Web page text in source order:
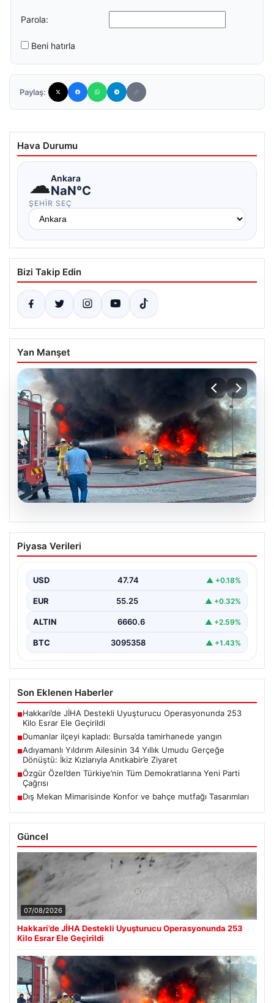
Parola:
Beni hatırla
Paylaş:
Hava Durumu
☁Ankara
NaN°C
ŞEHIR SEÇ
Bizi Takip Edin
Yan Manşet
06.08.2026
Dumanlar ilçeyi kapladı: Bursa’da
tamirhanede yangın
Piyasa Verileri
USD 47.74 ▲ +0.18%
EUR 55.25 ▲ +0.32%
ALTIN 6660.6 ▲ +2.59%
BTC 3095358 ▲ +1.43%
Son Eklenen Haberler
■Hakkari’de JİHA Destekli Uyuşturucu Operasyonunda 253
Kilo Esrar Ele Geçirildi
■Dumanlar ilçeyi kapladı: Bursa’da tamirhanede yangın
■Adıyamanlı Yıldırım Ailesinin 34 Yıllık Umudu Gerçeğe
Dönüştü: İkiz Kızlarıyla Anıtkabir’e Ziyaret
■Özgür Özel’den Türkiye’nin Tüm Demokratlarına Yeni Parti
Çağrısı
■Dış Mekan Mimarisinde Konfor ve bahçe mutfağı Tasarımları
Güncel
07/08/2026
Hakkari’de JİHA Destekli Uyuşturucu Operasyonunda 253
Kilo Esrar Ele Geçirildi